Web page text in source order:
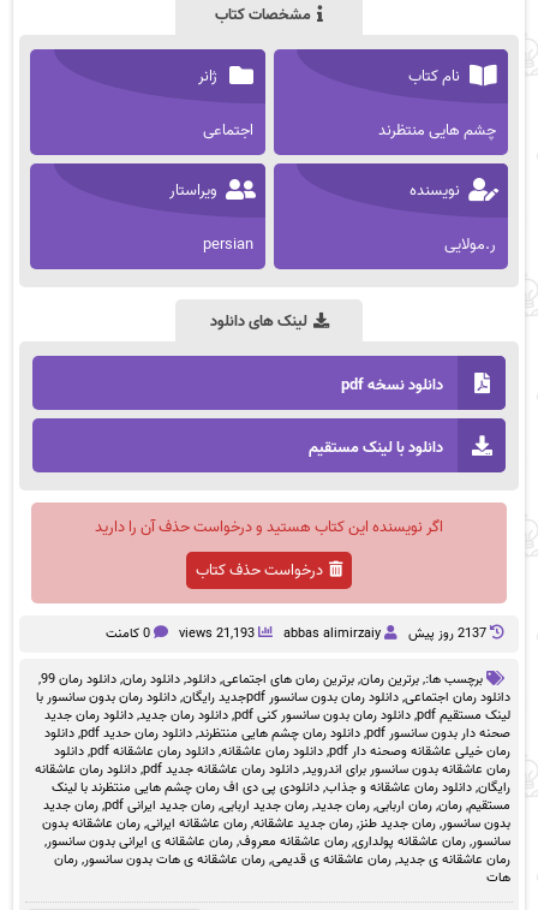
مشخصات کتاب
نام کتاب
چشم هایی منتظرند
ژانر
اجتماعی
نویسنده
ر.مولایی
ویراستار
persian
لینک های دانلود
دانلود نسخه pdf
دانلود با لینک مستقیم
اگر نویسنده این کتاب هستید و درخواست حذف آن را دارید
درخواست حذف کتاب
2137 روز پيش abbas alimirzaiy
21,193 views 0 کامنت
برچسب ها:,برترین رمان,برترین رمان های اجتماعی,دانلود,دانلود رمان,دانلود رمان 99
,
دانلود رمان اجتماعی,دانلود رمان بدون سانسور pdfجدید رایگان ,دانلود رمان بدون سانسور با
لینک مستقیم pdf
,دانلود رمان بدون سانسور کنی pdf ,دانلود رمان جدید,دانلود رمان جدید
صحنه دار بدون سانسور pdf
,دانلود رمان چشم هایی منتظرند,دانلود رمان حدید pdf ,دانلود
رمان خیلی عاشقانه وصحنه دار pdf
,دانلود رمان عاشقانه,دانلود رمان عاشقانه pdf ,دانلود
رمان عاشقانه بدون سانسور برای اندروید,دانلود رمان عاشقانه جدید pdf ,دانلود رمان عاشقانه
رایگان,دانلود رمان عاشقانه و جذاب,دانلودی پی دی اف رمان چشم هایی منتظرند با لینک
مستقیم,رمان,رمان اربابی,رمان جدید,رمان جدید اربابی,رمان جدید ایرانی pdf ,رمان جدید
بدون سانسور,رمان جدید طنز,رمان جدید عاشقانه,رمان عاشقانه ایرانی,رمان عاشقانه بدون
سانسور,رمان عاشقانه پولداری,رمان عاشقانه معروف,رمان عاشقانه ی ایرانی بدون سانسور,
رمان عاشقانه ی جدید,رمان عاشقانه ی قدیمی,رمان عاشقانه ی هات بدون سانسور,رمان
هات